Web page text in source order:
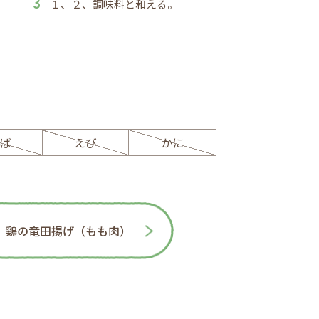
１、２、調味料と和える。
えび かに
鶏の竜田揚げ（もも肉）